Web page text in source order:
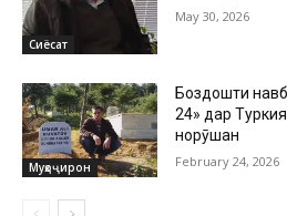
Сиёсат
May 30, 2026
Муҳоҷирон
Боздошти
24» дар
норӯшан
February 24, 2026